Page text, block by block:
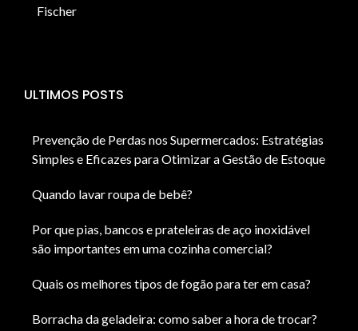
Fischer
ULTIMOS POSTS
Prevenção de Perdas nos Supermercados: Estratégias
Simples e Eficazes para Otimizar a Gestão de Estoque
Quando lavar roupa de bebê?
Por que pias, bancos e prateleiras de aço inoxidável
são importantes em uma cozinha comercial?
Quais os melhores tipos de fogão para ter em casa?
Borracha da geladeira: como saber a hora de trocar?